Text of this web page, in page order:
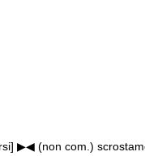
▶◀ (non com.)